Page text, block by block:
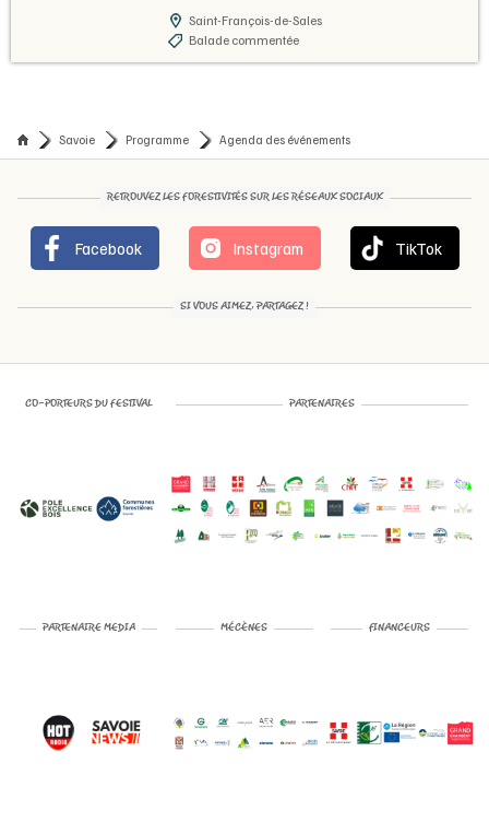
Saint-François-de-Sales
Balade commentée
Savoie Programme Agenda des événements
RETROUVEZ LES FORESTIVITÉS SUR LES RÉSEAUX SOCIAUX
Facebook Instagram TikTok
SI VOUS AIMEZ, PARTAGEZ !
CO-PORTEURS DU FESTIVAL PARTENAIRES
PARTENAIRE MEDIA MÉCÈNES FINANCEURS